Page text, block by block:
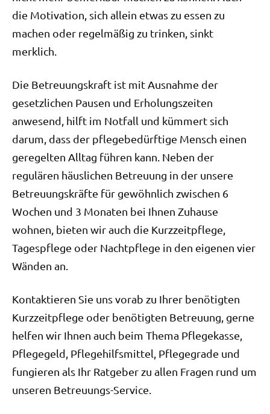
die Motivation, sich allein etwas zu essen zu
machen oder regelmäßig zu trinken, sinkt
merklich.
Die Betreuungskraft ist mit Ausnahme der
gesetzlichen Pausen und Erholungszeiten
anwesend, hilft im Notfall und kümmert sich
darum, dass der pflegebedürftige Mensch einen
geregelten Alltag führen kann. Neben der
regulären häuslichen Betreuung in der unsere
Betreuungskräfte für gewöhnlich zwischen 6
Wochen und 3 Monaten bei Ihnen Zuhause
wohnen, bieten wir auch die Kurzzeitpflege,
Tagespflege oder Nachtpflege in den eigenen vier
Wänden an.
Kontaktieren Sie uns vorab zu Ihrer benötigten
Kurzzeitpflege oder benötigten Betreuung, gerne
helfen wir Ihnen auch beim Thema Pflegekasse,
Pflegegeld, Pflegehilfsmittel, Pflegegrade und
fungieren als Ihr Ratgeber zu allen Fragen rund um
unseren Betreuungs-Service.